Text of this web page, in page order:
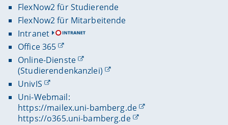
FlexNow2 für Studierende
FlexNow2 für Mitarbeitende
Intranet
Office 365
Online-Dienste
(Studierendenkanzlei)
UnivIS
Uni-Webmail:
https://mailex.uni-bamberg.de
https://o365.uni-bamberg.de